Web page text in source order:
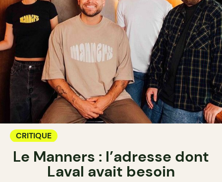
CRITIQUE
Le Manners : l’adresse dont
Laval avait besoin